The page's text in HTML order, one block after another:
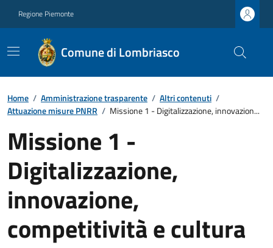
Regione Piemonte
Comune di Lombriasco
Home / Amministrazione trasparente / Altri contenuti /
Attuazione misure PNRR / Missione 1 - Digitalizzazione, innovazion...
Missione 1 -
Digitalizzazione,
innovazione,
competitività e cultura